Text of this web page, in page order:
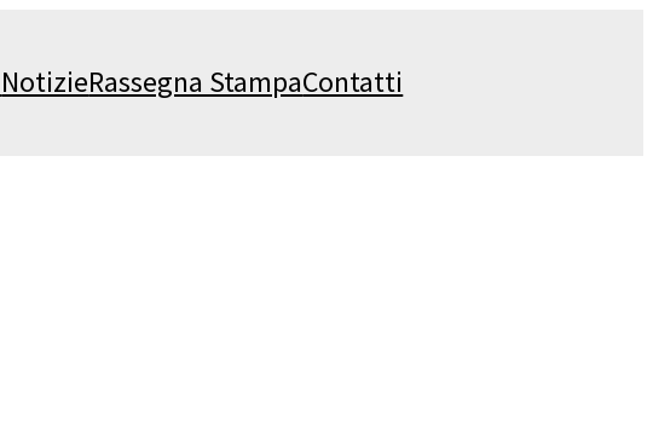
NotizieRassegna StampaContatti